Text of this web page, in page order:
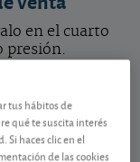
en el cuarto
presión.
(0,61 %)
tus hábitos de
qué te suscita interés
haces clic en el
de las cookies